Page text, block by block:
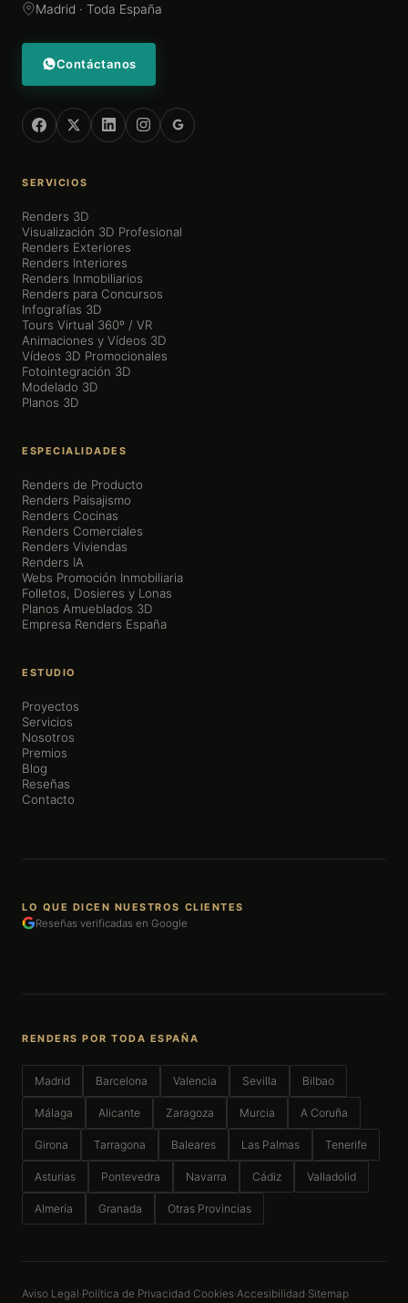
Madrid · Toda España
Contáctanos
SERVICIOS
Renders 3D
Visualización 3D Profesional
Renders Exteriores
Renders Interiores
Renders Inmobiliarios
Renders para Concursos
Infografías 3D
Tours Virtual 360º / VR
Animaciones y Vídeos 3D
Vídeos 3D Promocionales
Fotointegración 3D
Modelado 3D
Planos 3D
ESPECIALIDADES
Renders de Producto
Renders Paisajismo
Renders Cocinas
Renders Comerciales
Renders Viviendas
Renders IA
Webs Promoción Inmobiliaria
Folletos, Dosieres y Lonas
Planos Amueblados 3D
Empresa Renders España
ESTUDIO
Proyectos
Servicios
Nosotros
Premios
Blog
Reseñas
Contacto
LO QUE DICEN NUESTROS CLIENTES
Reseñas verificadas en Google
RENDERS POR TODA ESPAÑA
Madrid Barcelona Valencia Sevilla Bilbao
Málaga Alicante Zaragoza Murcia A Coruña
Girona Tarragona Baleares Las Palmas Tenerife
Asturias Pontevedra Navarra Cádiz Valladolid
Almería Granada Otras Provincias
Aviso Legal·Política de Privacidad·Cookies·Accesibilidad·Sitemap